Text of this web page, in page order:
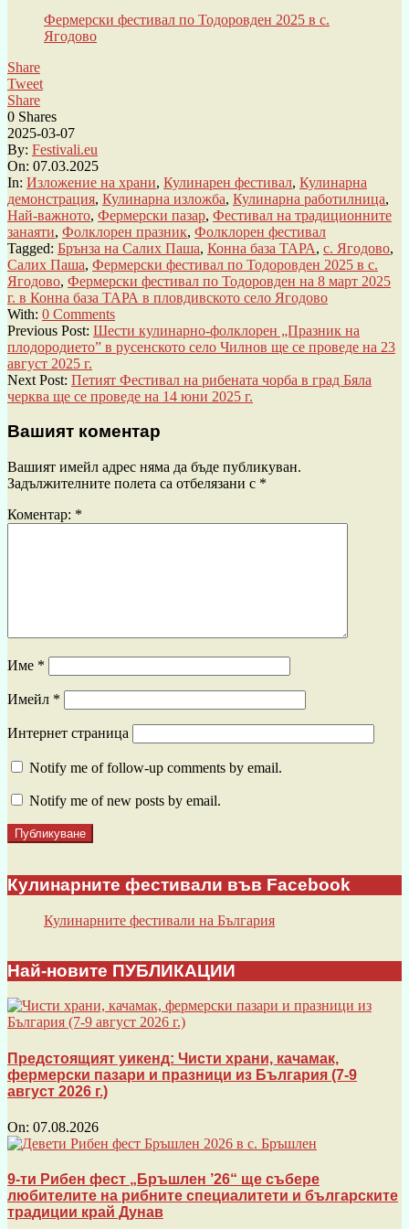
Фермерски фестивал по Тодоровден 2025 в с.
Ягодово
Share
Tweet
Share
0 Shares
2025-03-07
By: Festivali.eu
On: 07.03.2025
In: Изложение на храни, Кулинарен фестивал, Кулинарна
демонстрация, Кулинарна изложба, Кулинарна работилница,
Най-важното, Фермерски пазар, Фестивал на традиционните
занаяти, Фолклорен празник, Фолклорен фестивал
Tagged: Брънза на Салих Паша, Конна база ТАРА, с. Ягодово,
Салих Паша, Фермерски фестивал по Тодоровден 2025 в с.
Ягодово, Фермерски фестивал по Тодоровден на 8 март 2025
г. в Конна база ТАРА в пловдивското село Ягодово
With: 0 Comments
Previous Post: Шести кулинарно-фолклорен „Празник на
плодородието” в русенското село Чилнов ще се проведе на 23
август 2025 г.
Next Post: Петият Фестивал на рибената чорба в град Бяла
черква ще се проведе на 14 юни 2025 г.
Вашият коментар
Вашият имейл адрес няма да бъде публикуван.
Задължителните полета са отбелязани с *
Коментар: *
Име *
Имейл *
Интернет страница
Notify me of follow-up comments by email.
Notify me of new posts by email.
Кулинарните фестивали във Facebook
Кулинарните фестивали на България
Най-новите ПУБЛИКАЦИИ
Предстоящият уикенд: Чисти храни, качамак,
фермерски пазари и празници из България (7-9
август 2026 г.)
On: 07.08.2026
9-ти Рибен фест „Бръшлен ’26“ ще събере
любителите на рибните специалитети и българските
традиции край Дунав